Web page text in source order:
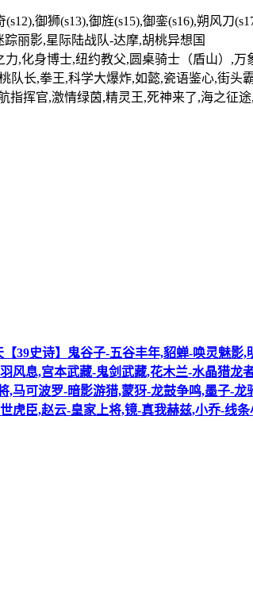
御狮(s13),御旌(s15),御銮(s16),朔风刀
踪丽影,星际陆战队-达摩,胡桃异想国
,化身博士,纽约教父,圆桌骑士（盾山）,万
长,拳王,科学大爆炸,如懿,瓷语鉴心,街头
挥官,激情绿茵,精灵王,死神来了,海之征
39史诗】鬼谷子-五谷丰年,貂蝉-唤灵魅影
风息,宫本武藏-鬼剑武藏,花木兰-水晶猎龙
马可波罗-暗影游猎,蒙犽-龙鼓争鸣,墨子-龙
虎臣,赵云-皇家上将,镜-真我赫兹,小乔-线